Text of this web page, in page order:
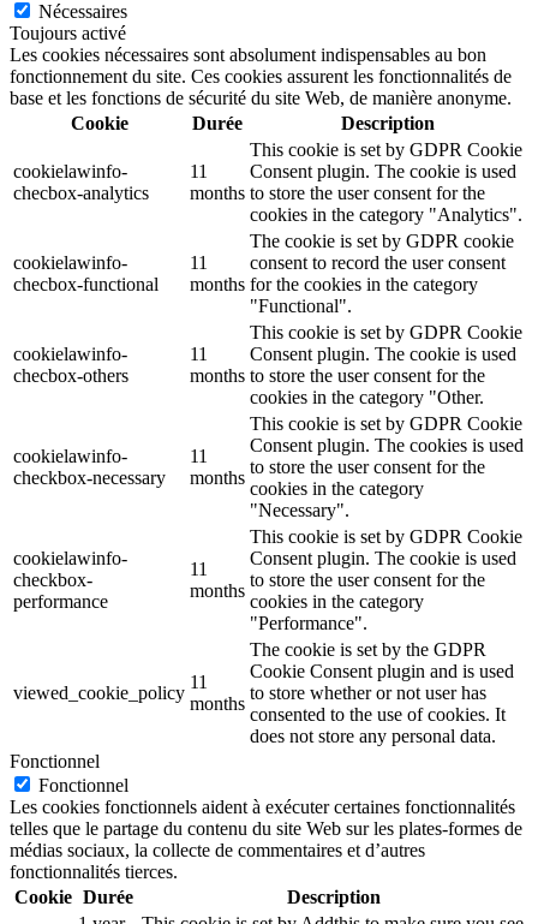
Nécessaires
Toujours activé
Les cookies nécessaires sont absolument indispensables au bon
fonctionnement du site. Ces cookies assurent les fonctionnalités de
base et les fonctions de sécurité du site Web, de manière anonyme.
Cookie
Durée Description
cookielawinfo-
checbox-analytics
11
months
This cookie is set by GDPR Cookie
Consent plugin. The cookie is used
to store the user consent for the
cookies in the category "Analytics".
cookielawinfo-
checbox-functional
11
months
The cookie is set by GDPR cookie
consent to record the user consent
for the cookies in the category
"Functional".
cookielawinfo-
checbox-others
11
months
This cookie is set by GDPR Cookie
Consent plugin. The cookie is used
to store the user consent for the
cookies in the category "Other.
cookielawinfo-
checkbox-necessary
11
months
This cookie is set by GDPR Cookie
Consent plugin. The cookies is used
to store the user consent for the
cookies in the category
"Necessary".
cookielawinfo-
checkbox-
performance
11
months
This cookie is set by GDPR Cookie
Consent plugin. The cookie is used
to store the user consent for the
cookies in the category
"Performance".
viewed_cookie_policy
11
months
The cookie is set by the GDPR
Cookie Consent plugin and is used
to store whether or not user has
consented to the use of cookies. It
does not store any personal data.
Fonctionnel
Fonctionnel
Les cookies fonctionnels aident à exécuter certaines fonctionnalités
telles que le partage du contenu du site Web sur les plates-formes de
médias sociaux, la collecte de commentaires et d’autres
fonctionnalités tierces.
Cookie Durée Description